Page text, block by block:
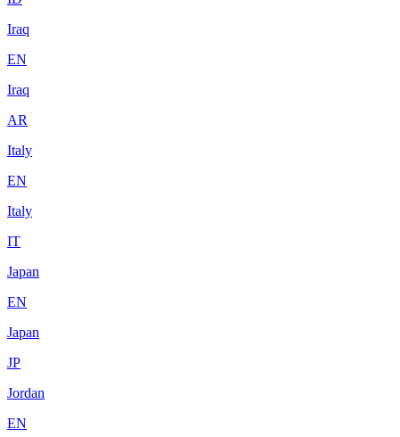
Iraq
EN
Iraq
AR
Italy
EN
Italy
IT
Japan
EN
Japan
JP
Jordan
EN